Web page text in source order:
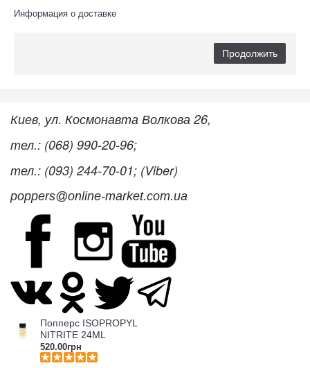
Информация о доставке
Продолжить
Киев, ул. Космонавта Волкова 26,
тел.: (068) 990-20-96;
тел.: (093) 244-70-01; (Viber)
poppers@online-market.com.ua
Попперс ISOPROPYL
NITRITE 24ML
520.00грн